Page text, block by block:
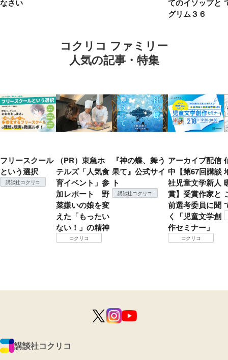
なさい
てのイソップと
グリム３６
コクリコ ファミリー
人気の記事・特集
フリースクール
という選択
講談社コクリコ
（PR）東急ホ
テルズ「人気食
育イベント」参
加レポート 野
菜嫌いの娘を変
えた「もったい
ない！」の精神
コクリコ
『神の蝶、舞う
果て』公式サイ
ト
講談社コクリコ
アーカイブ配信
中【第67回講談
社児童文学新人
賞】受賞作家と
前選考委員に聞
く「児童文学創
作セミナー」
コクリコ
講談社コクリコ